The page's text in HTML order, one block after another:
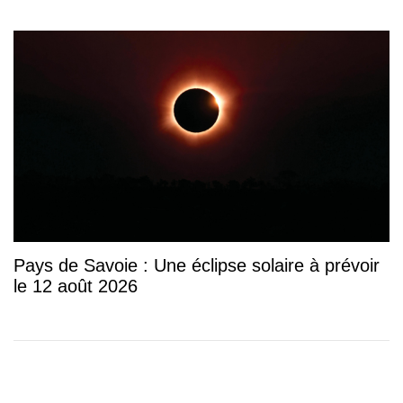
Pays de Savoie : Une éclipse solaire à prévoir
le 12 août 2026